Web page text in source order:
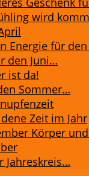
wird
Energie für
den Juni…
ist da!
Sommer…
Zeit im Jahr
Körper
Jahreskreis…